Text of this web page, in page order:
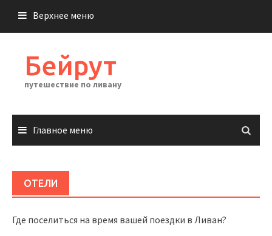
содержимому
Верхнее меню
Бейрут
путешествие по ливану
Главное меню
ОТЕЛИ
Где поселиться на время вашей поездки в Ливан?